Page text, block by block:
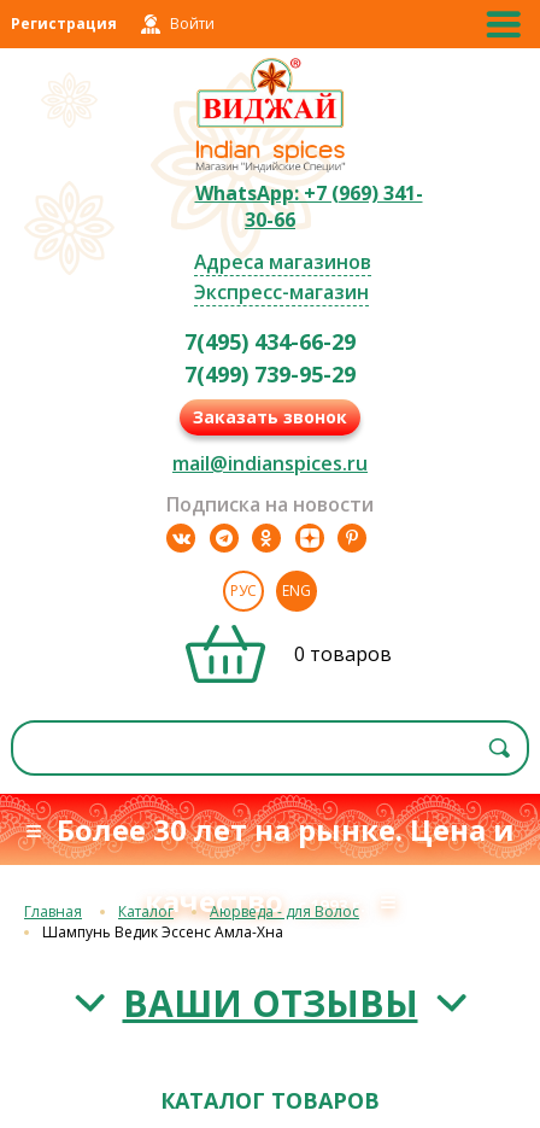
Регистрация Войти
WhatsApp: +7 (969) 341-
30-66
Адреса магазинов
Экспресс-магазин
7(495) 434-66-29
7(499) 739-95-29
Заказать звонок
mail@indianspices.ru
Подписка на новости
РУС ENG
0 товаров
≡ Более 30 лет на рынке. Цена и
качествос 1993 г. ≡
Главная Каталог
Аюрведа - для Волос
Шампунь Ведик Эссенс Амла-Хна
ВАШИ ОТЗЫВЫ
КАТАЛОГ ТОВАРОВ